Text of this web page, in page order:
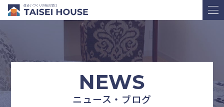
NEWS
ニュース・ブログ